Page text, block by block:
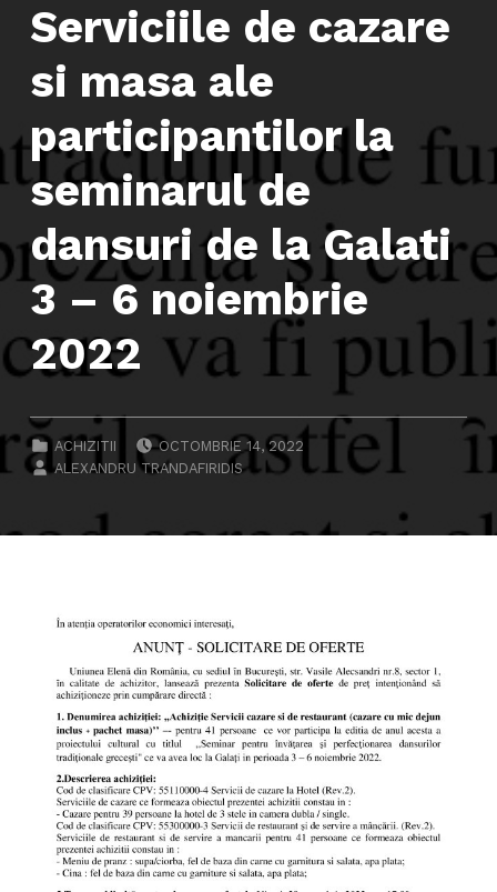
Serviciile de cazare
si masa ale
participantilor la
seminarul de
dansuri de la Galati
3 – 6 noiembrie
2022
CATEGORIZED IN:
ACHIZITII
POSTED ON:
OCTOMBRIE 14, 2022
WRITTEN BY:
ALEXANDRU TRANDAFIRIDIS